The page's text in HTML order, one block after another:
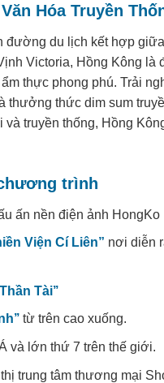
Hóa Truyền
du lịch kết hợp
Victoria, Hồng Kông là
thực phong phú. Trải
thức dim sum
truyền thống, Hồng
trình
ấn nền điện ảnh HongKo
Viện Cí Liên” nơi diễn
Tài’’
từ trên cao xuống.
và lớn thứ 7 trên thế giới.
trung tâm thương mại